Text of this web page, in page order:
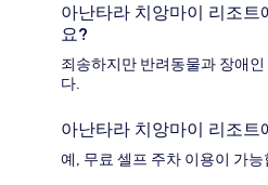
아난타라 치앙마이 리조
요?
죄송하지만 반려동물과 장애
다.
아난타라 치앙마이 리조트
예, 무료 셀프 주차 이용이 가능